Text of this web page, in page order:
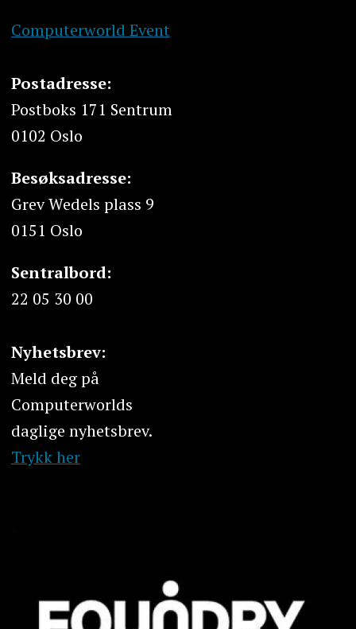
Computerworld Event
Postadresse:
Postboks 171 Sentrum
0102 Oslo
Besøksadresse:
Grev Wedels plass 9
0151 Oslo
Sentralbord:
22 05 30 00
Nyhetsbrev:
Meld deg på
Computerworlds
daglige nyhetsbrev.
Trykk her